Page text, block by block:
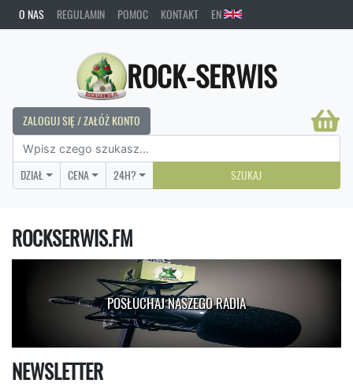
O NAS REGULAMIN POMOC KONTAKT EN
ROCK-SERWIS
ZALOGUJ SIĘ / ZAŁÓŻ KONTO
DZIAŁ CENA 24H? SZUKAJ
ROCKSERWIS.FM
POSŁUCHAJ NASZEGO RADIA
NEWSLETTER